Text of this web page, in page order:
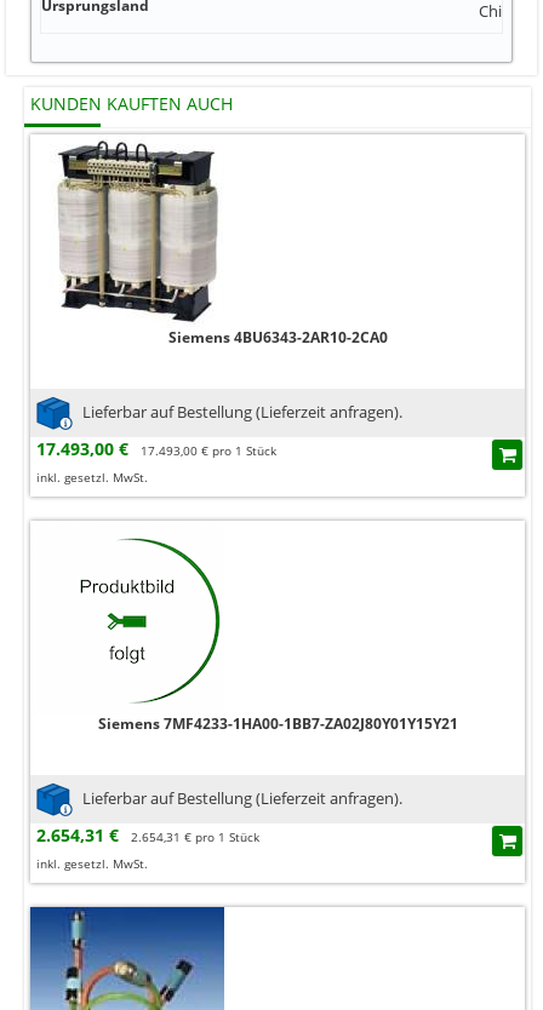
Ursprungsland China
KUNDEN KAUFTEN AUCH
Siemens 4BU6343-2AR10-2CA0
Lieferbar auf Bestellung (Lieferzeit anfragen).
17.493,00 €
17.493,00 € pro 1 Stück
inkl. gesetzl. MwSt.
Siemens 7MF4233-1HA00-1BB7-ZA02J80Y01Y15Y21
Lieferbar auf Bestellung (Lieferzeit anfragen).
2.654,31 €
2.654,31 € pro 1 Stück
inkl. gesetzl. MwSt.